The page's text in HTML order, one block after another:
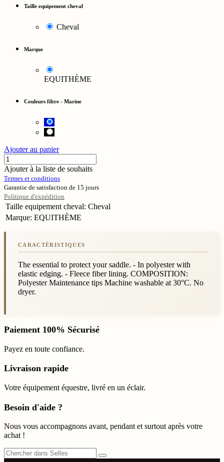
Taille equipement cheval
Cheval
Marque
EQUITHÈME
Couleurs filtre - Marine
Ajouter au panier
Ajouter à la liste de souhaits
Termes et conditions
Garantie de satisfaction de 15 jours
Politique d'expédition
Taille equipement cheval: Cheval
Marque: EQUITHÈME
The essential to protect your saddle. - In polyester with
elastic edging. - Fleece fiber lining. COMPOSITION:
Polyester Maintenance tips Machine washable at 30°C. No
dryer.
Paiement 100% Sécurisé
Payez en toute confiance.
Livraison rapide
Votre équipement équestre, livré en un éclair.
Besoin d'aide ?
Nous vous accompagnons avant, pendant et surtout après votre
achat !